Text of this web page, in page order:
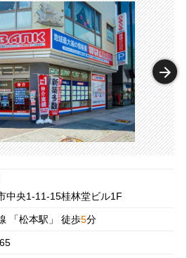
中央1-11-15桂林堂ビル1F
「松本駅」 徒歩5分